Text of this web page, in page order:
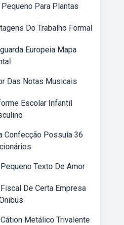
Para Plantas
Do Trabalho Formal
Europeia Mapa
Das Notas Musicais
Escolar Infantil
Confecção Possuía 36
Texto De Amor
De Certa Empresa
Metálico Trivalente